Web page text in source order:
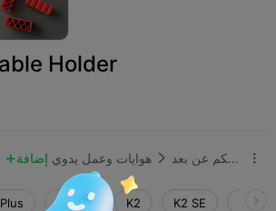
Holder
 إضافة هوايات وعمل يدوي  إلكترونيات وتحكم عن بعد 
K2 Pro K2 K2 SE